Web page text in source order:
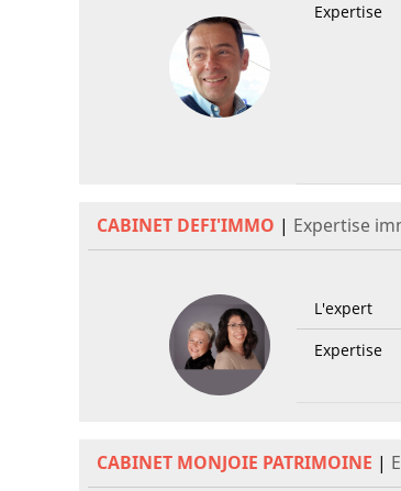
Expertise
CABINET DEFI'IMMO | Expertise
L'expert
Expertise
CABINET MONJOIE PATRIMOINE |